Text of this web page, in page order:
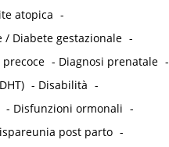
atopica -
/ Diabete gestazionale -
precoce - Diagnosi prenatale -
- Disabilità -
- Disfunzioni ormonali -
post parto -